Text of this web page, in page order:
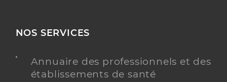
NOS SERVICES
Annuaire des professionnels et des
établissements de santé